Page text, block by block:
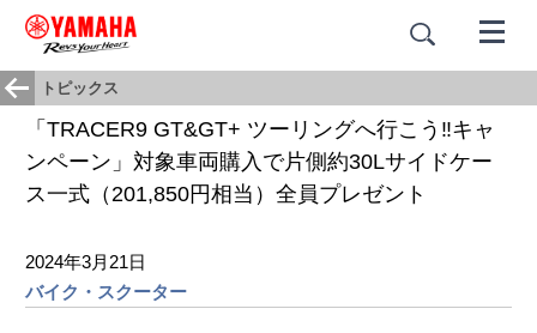
トピックス
「TRACER9 GT&GT+ ツーリングへ行こう‼キャ
ンペーン」対象車両購入で片側約30Lサイドケー
ス一式（201,850円相当）全員プレゼント
2024年3月21日
バイク・スクーター